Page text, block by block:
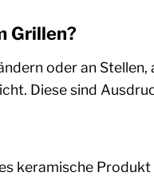
Grillen?
oder an
Diese sind
keramische